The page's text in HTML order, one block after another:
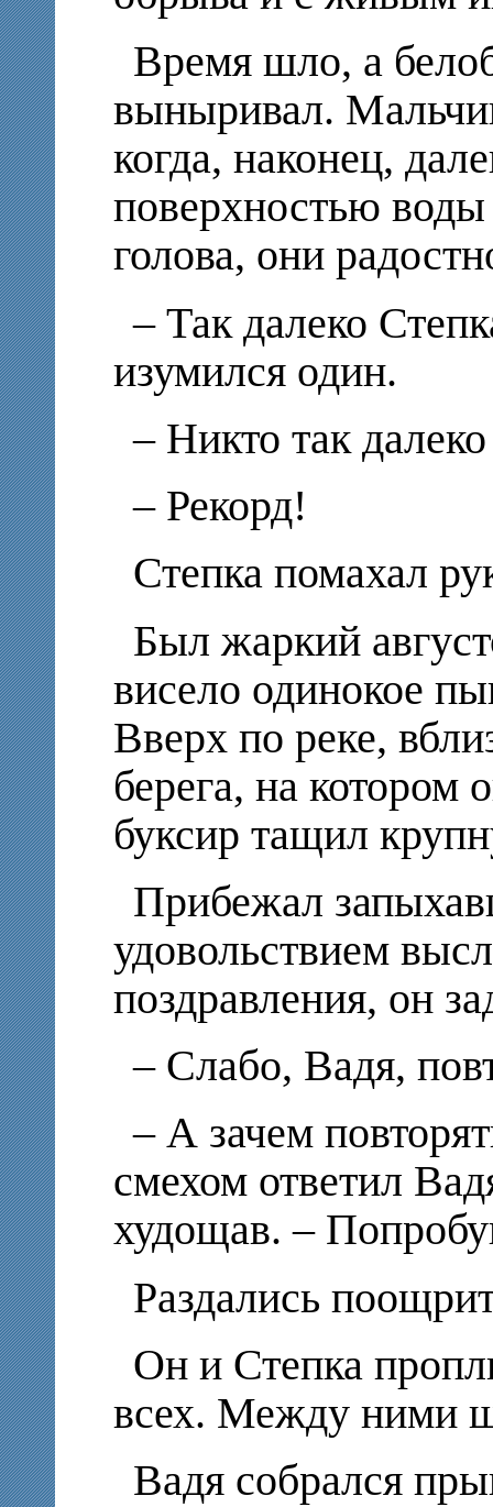
Время шло, а
выныривал.
когда, наконец,
поверхностью воды
голова, они
– Так далеко
изумился один.
– Никто так
– Рекорд!
Степка помахал
Был жаркий
висело одинокое
Вверх по реке,
берега, на котором
буксир тащил
Прибежал
удовольствием
поздравления, он
– Слабо, Вадя,
– А зачем
смехом ответил
худощав. –
Раздались
Он и Степка
всех. Между ними
Вадя собрался